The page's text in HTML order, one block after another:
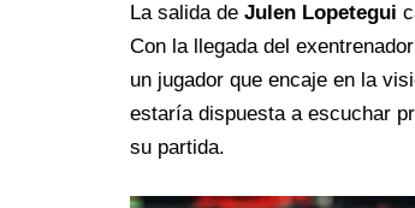
La salida de Julen Lopetegui
Con la llegada del exentrenador
un jugador que encaje en la
estaría dispuesta a escuchar
su partida.